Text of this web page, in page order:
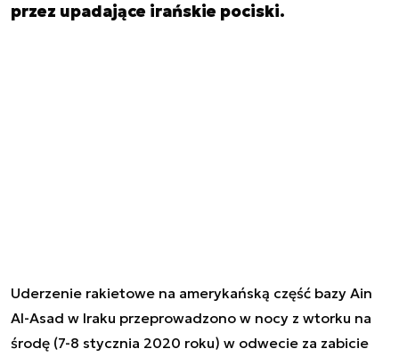
przez upadające irańskie pociski.
Uderzenie rakietowe na amerykańską część bazy Ain
Al-Asad w Iraku przeprowadzono w nocy z wtorku na
środę (7-8 stycznia 2020 roku) w odwecie za zabicie